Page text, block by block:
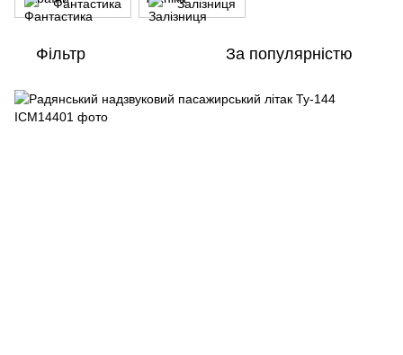
Фантастика Залізниця
Фільтр За популярністю